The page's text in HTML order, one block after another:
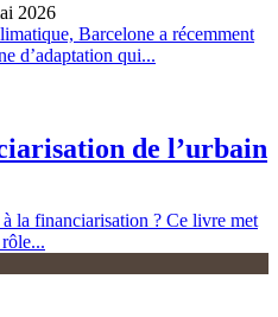
2026
Barcelone a récemment
d’adaptation qui...
de l’urbain
la financiarisation ? Ce livre met